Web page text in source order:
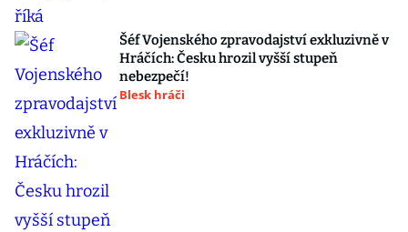
Šéf Vojenského zpravodajství exkluzivně v
Hráčích: Česku hrozil vyšší stupeň
nebezpečí!
Blesk hráči